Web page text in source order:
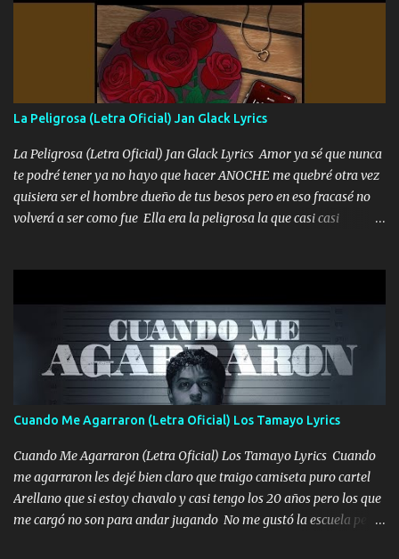
Un gallardo me prendo Para agarrar el vuelo y la mente y
tranquilizando Tomense un buen trago Y así es como empezamos
los versos que voy cantando (Music) A vido alta y bajas La carreta
se atora Pero nunca le aflojamos Ya me han pasado cosas Y
aunque ustedes no sepan Pero la vida es muy corta Hay que
echarle chingazos Y seguir trabajando porque nada es...
La Peligrosa (Letra Oficial) Jan Glack Lyrics
La Peligrosa (Letra Oficial) Jan Glack Lyrics Amor ya sé que nunca
te podré tener ya no hayo que hacer ANOCHE me quebré otra vez
quisiera ser el hombre dueño de tus besos pero en eso fracasé no
volverá a ser como fue Ella era la peligrosa la que casi casi
Música Amar me duele estoy rodeado de mujeres pero solo
quieren billetes y yo que solo ocupo verte Recuerdo echábamos
pasión en la troca tus labios besándome yo quitándote la ropa no
quiero que sea nunca con otra yo quiero llevarte a la Luna y si
quieres en ese momento te pido que seas mi esposa Chingada
madre no quiero dejar de tenerte no ayuda la p'uta loquera y al
chile quisiera ser menos de ti dependiente la pinche tristeza me
encierra princesa tu sabes que nunca saldras de mi mente Ella era
la peligro...
Cuando Me Agarraron (Letra Oficial) Los Tamayo Lyrics
Cuando Me Agarraron (Letra Oficial) Los Tamayo Lyrics Cuando
me agarraron les dejé bien claro que traigo camiseta puro cartel
Arellano que si estoy chavalo y casi tengo los 20 años pero los que
me cargó no son para andar jugando No me gustó la escuela pero